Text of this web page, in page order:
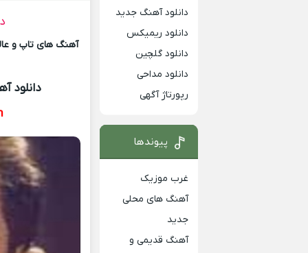
آهنگ های تاپ و
دانلود
دانلود آهنگ جدید
دانلود ریمیکس
دانلود گلچین
دانلود مداحی
رپورتاژ آگهی
پیوندها
غرب موزیک
آهنگ های محلی
جدید
آهنگ قدیمی و